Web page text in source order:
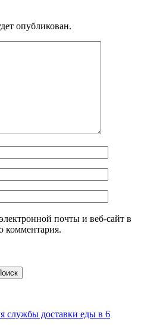
опубликован.
почты и веб-сайт в
комментария.
службы доставки еды в 6